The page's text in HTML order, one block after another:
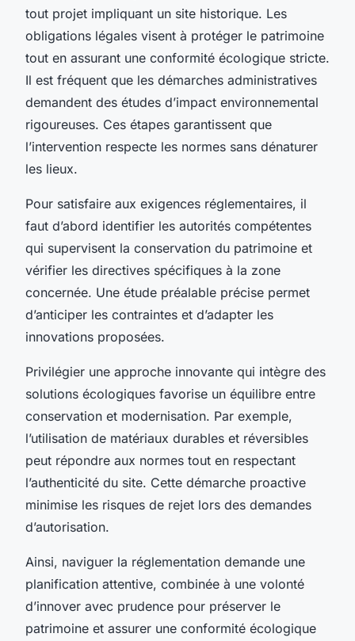
tout projet impliquant un site historique. Les
obligations légales visent à protéger le patrimoine
tout en assurant une conformité écologique stricte.
Il est fréquent que les démarches administratives
demandent des études d’impact environnemental
rigoureuses. Ces étapes garantissent que
l’intervention respecte les normes sans dénaturer
les lieux.
Pour satisfaire aux exigences réglementaires, il
faut d’abord identifier les autorités compétentes
qui supervisent la conservation du patrimoine et
vérifier les directives spécifiques à la zone
concernée. Une étude préalable précise permet
d’anticiper les contraintes et d’adapter les
innovations proposées.
Privilégier une approche innovante qui intègre des
solutions écologiques favorise un équilibre entre
conservation et modernisation. Par exemple,
l’utilisation de matériaux durables et réversibles
peut répondre aux normes tout en respectant
l’authenticité du site. Cette démarche proactive
minimise les risques de rejet lors des demandes
d’autorisation.
Ainsi, naviguer la réglementation demande une
planification attentive, combinée à une volonté
d’innover avec prudence pour préserver le
patrimoine et assurer une conformité écologique